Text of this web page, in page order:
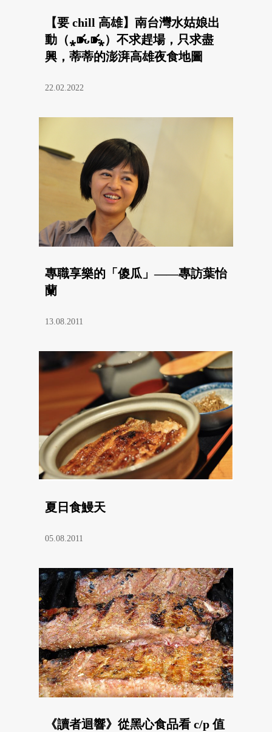
【要 chill 高雄】南台灣水姑娘出
動（⁎⁍̴̛ᴗ⁍̴̛⁎）不求趕場，只求盡
興，蒂蒂的澎湃高雄夜食地圖
22.02.2022
專職享樂的「傻瓜」——專訪葉怡
蘭
13.08.2011
夏日食鰻天
05.08.2011
《讀者迴響》從黑心食品看 c/p 值